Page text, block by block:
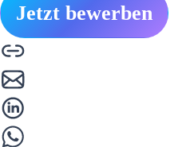
Jetzt bewerben